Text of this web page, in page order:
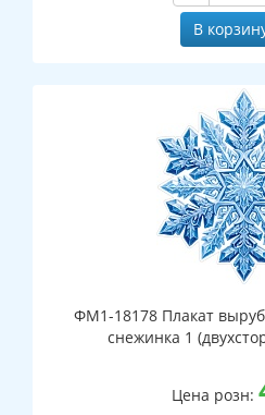
В
ФМ1-18178 Плакат
снежинка 1
Цена розн: